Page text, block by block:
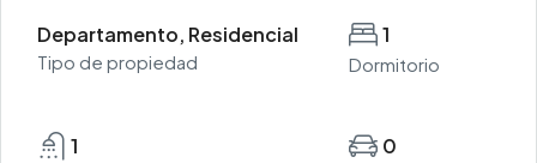
Departamento, Residencial
Tipo de propiedad
1
Dormitorio
1 0